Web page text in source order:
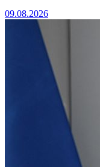
09.08.2026